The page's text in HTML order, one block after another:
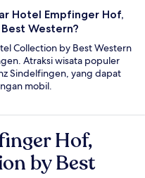
Hotel Empfinger Hof,
Western?
Collection by Best Western
Atraksi wisata populer
Sindelfingen, yang dapat
mobil.
Hof,
by Best